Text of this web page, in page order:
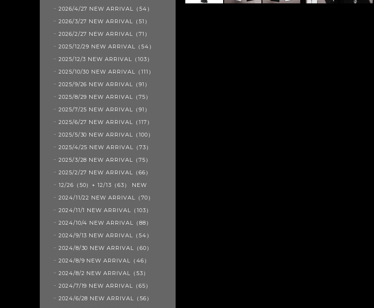
2026/4/27 NEW ARRIVAL（54）
2026/3/27 NEW ARRIVAL（51）
2026/2/27 NEW ARRIVAL（71）
2025/12/29 NEW ARRIVAL（54）
2025/12/3 NEW ARRIVAL（103）
2025/10/30 NEW ARRIVAL（111）
2025/9/26 NEW ARRIVAL（91）
2025/8/29 NEW ARRIVAL（75）
2025/7/25 NEW ARRIVAL（91）
2025/6/27 NEW ARRIVAL（117）
2025/5/30 NEW ARRIVAL（100）
2025/4/25 NEW ARRIVAL（73）
2025/3/28 NEW ARRIVAL（75）
2025/2/27 NEW ARRIVAL（66）
12/26（50）+ 12/13（63） NEW
2024/11/22 NEW ARRIVAL（70）
2024/11/1 NEW ARRIVAL（103）
2024/10/4 NEW ARRIVAL（88）
2024/9/13 NEW ARRIVAL（54）
2024/8/30 NEW ARRIVAL（60）
2024/8/9 NEW ARRIVAL（46）
2024/8/2 NEW ARRIVAL（53）
2024/7/19 NEW ARRIVAL（65）
2024/6/28 NEW ARRIVAL（56）